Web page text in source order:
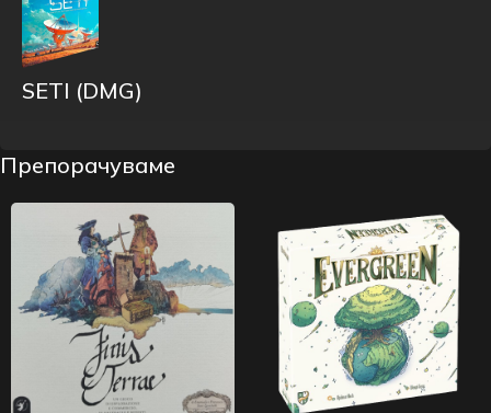
SETI (DMG)
Препорачуваме